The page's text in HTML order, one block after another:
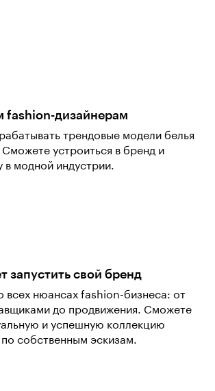
дизайнерам
трендовые модели белья
Сможете устроиться в бренд и
в модной индустрии.
запустить свой бренд
всех нюансах fashion-бизнеса: от
до продвижения. Сможете
и успешную коллекцию
собственным эскизам.